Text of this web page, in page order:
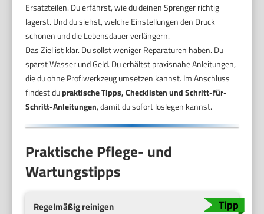
Ersatzteilen. Du erfährst, wie du deinen Sprenger richtig
lagerst. Und du siehst, welche Einstellungen den Druck
schonen und die Lebensdauer verlängern.
Das Ziel ist klar. Du sollst weniger Reparaturen haben. Du
sparst Wasser und Geld. Du erhältst praxisnahe Anleitungen,
die du ohne Profiwerkzeug umsetzen kannst. Im Anschluss
findest dupraktische Tipps, Checklisten und Schritt-für-
Schritt-Anleitungen, damit du sofort loslegen kannst.
Praktische Pflege- und
Wartungstipps
Regelmäßig reinigen